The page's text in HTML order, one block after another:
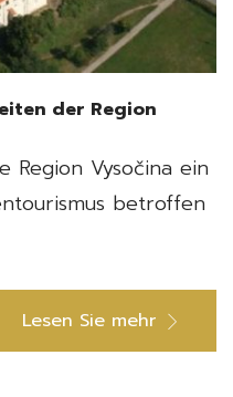
der Region
Region Vysočina ein
betroffen
Lesen Sie mehr